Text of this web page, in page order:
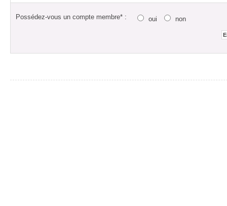
Possédez-vous un compte membre* : oui non